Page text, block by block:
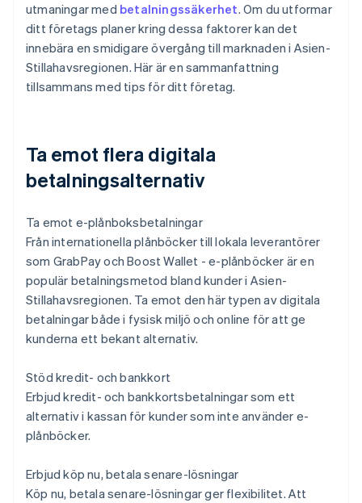
utmaningar med betalningssäkerhet. Om du utformar
ditt företags planer kring dessa faktorer kan det
innebära en smidigare övergång till marknaden i Asien-
Stillahavsregionen. Här är en sammanfattning
tillsammans med tips för ditt företag.
Ta emot flera digitala
betalningsalternativ
Ta emot e-plånboksbetalningar
Från internationella plånböcker till lokala leverantörer
som GrabPay och Boost Wallet - e-plånböcker är en
populär betalningsmetod bland kunder i Asien-
Stillahavsregionen. Ta emot den här typen av digitala
betalningar både i fysisk miljö och online för att ge
kunderna ett bekant alternativ.
Stöd kredit- och bankkort
Erbjud kredit- och bankkortsbetalningar som ett
alternativ i kassan för kunder som inte använder e-
plånböcker.
Erbjud köp nu, betala senare-lösningar
Köp nu, betala senare-lösningar ger flexibilitet. Att